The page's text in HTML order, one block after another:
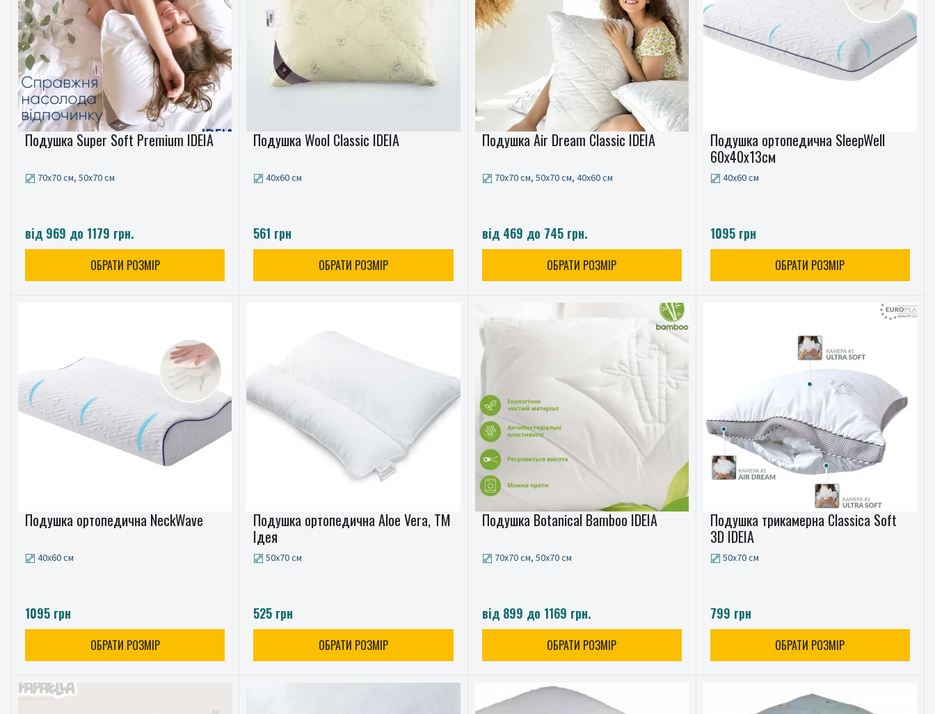
Подушка Super Soft Premium IDEIA
70x70 см, 50x70 см
від 969 до 1179 грн.
ОБРАТИ РОЗМІР
Подушка Wool Classic IDEIA
40x60 см
561 грн
ОБРАТИ РОЗМІР
Подушка Air Dream Classic IDEIA
70x70 см, 50x70 см, 40x60 см
від 469 до 745 грн.
ОБРАТИ РОЗМІР
Подушка ортопедична SleepWell
60x40x13см
40x60 см
1095 грн
ОБРАТИ РОЗМІР
Подушка ортопедична NeckWave
40x60 см
1095 грн
ОБРАТИ РОЗМІР
Подушка ортопедична Aloe Vera, ТМ
Ідея
50x70 см
525 грн
ОБРАТИ РОЗМІР
Подушка Botanical Bamboo IDEIA
70x70 см, 50x70 см
від 899 до 1169 грн.
ОБРАТИ РОЗМІР
Подушка трикамерна Classica Soft
3D IDEIA
50x70 см
799 грн
ОБРАТИ РОЗМІР